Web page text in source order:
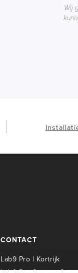
Wij
CONTACT
Lab9 Pro | Kortrijk